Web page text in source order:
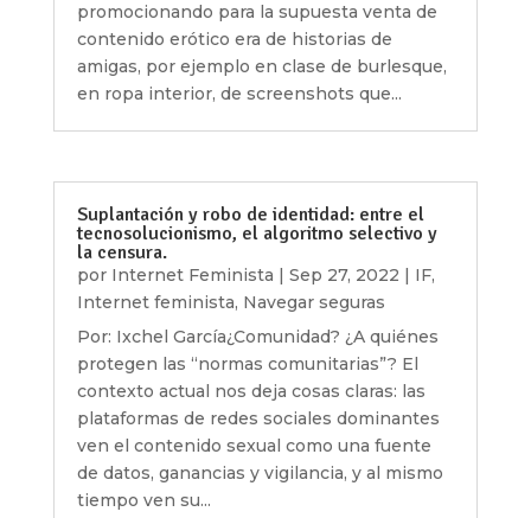
promocionando para la supuesta venta de
contenido erótico era de historias de
amigas, por ejemplo en clase de burlesque,
en ropa interior, de screenshots que...
Suplantación y robo de identidad: entre el
tecnosolucionismo, el algoritmo selectivo y
la censura.
por Internet Feminista | Sep 27, 2022 | IF,
Internet feminista, Navegar seguras
Por: Ixchel García¿Comunidad? ¿A quiénes
protegen las “normas comunitarias”? El
contexto actual nos deja cosas claras: las
plataformas de redes sociales dominantes
ven el contenido sexual como una fuente
de datos, ganancias y vigilancia, y al mismo
tiempo ven su...